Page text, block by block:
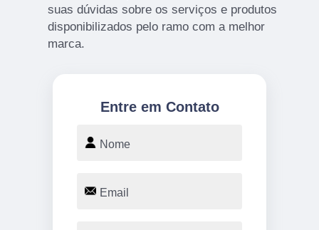
suas dúvidas sobre os serviços e produtos
disponibilizados pelo ramo com a melhor
marca.
Entre em Contato